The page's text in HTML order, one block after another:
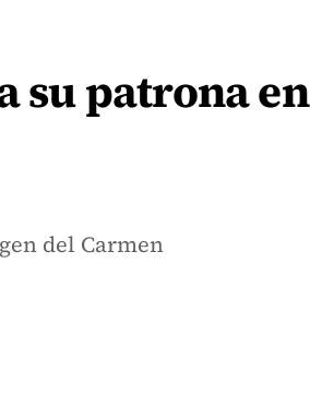
su patrona en
del Carmen